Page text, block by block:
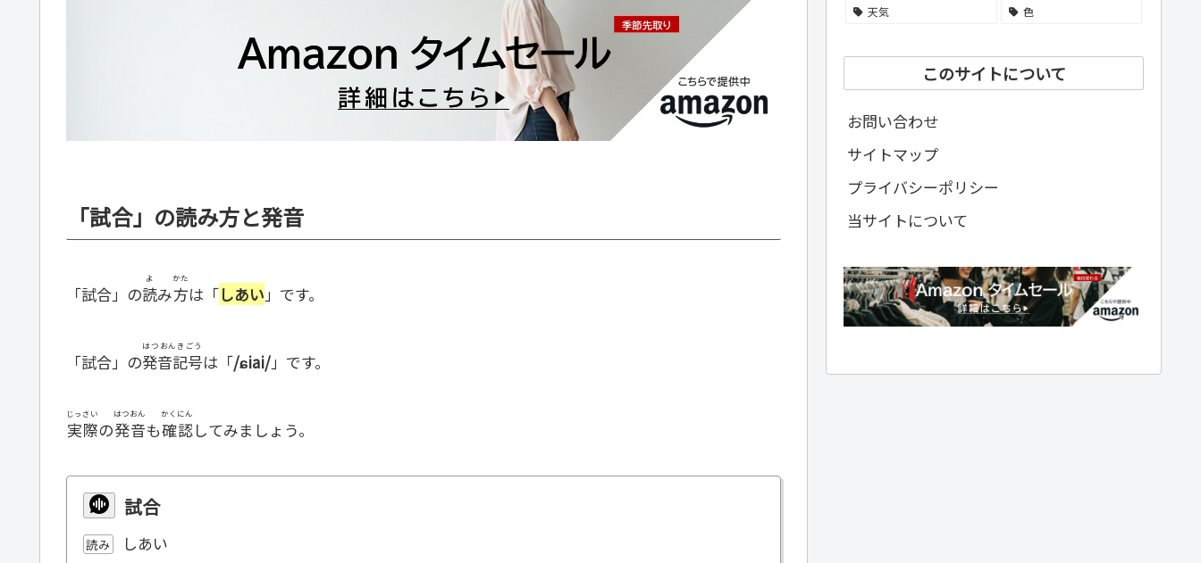
「試合」の読み方と発音
「試合」の読
よ
み方
かた
は「しあい 」です。
「試合」の発音記号
はつおんきごう
は「/ɕiai/」です。
実際
じっさい
の発音
はつおん
も確認
かくにん
してみましょう。
試合
読み しあい
天気
色
このサイトについて
お問い合わせ
サイトマップ
プライバシーポリシー
当サイトについて